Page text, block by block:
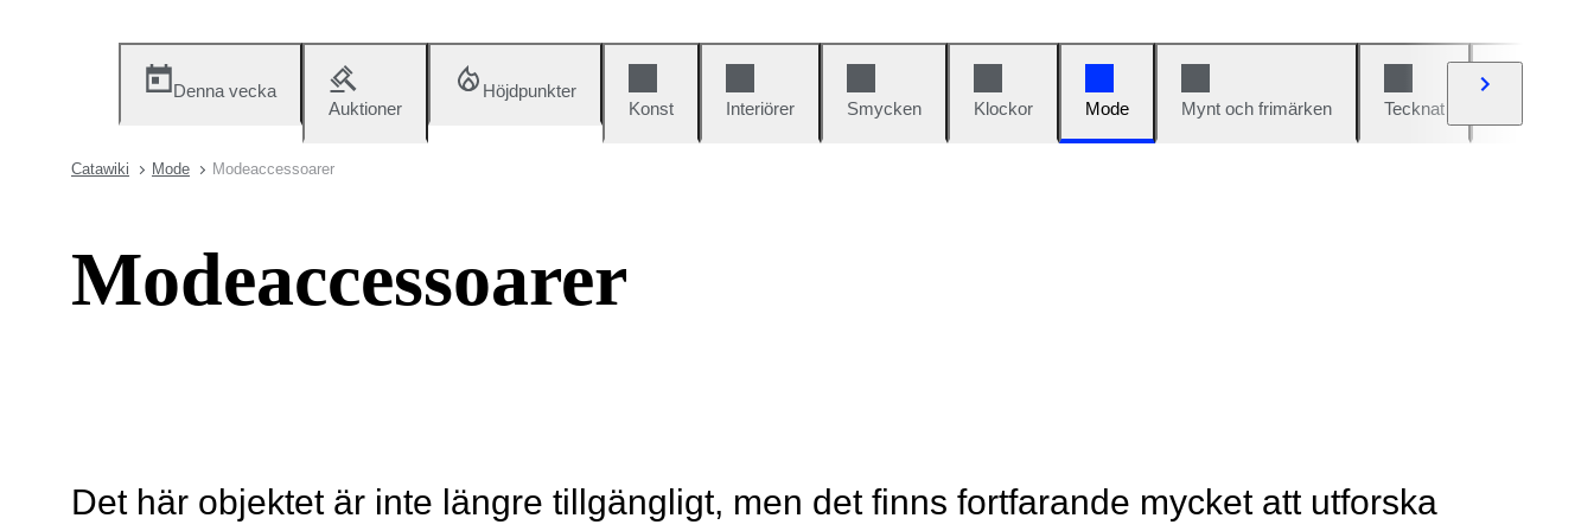
Denna vecka
Auktioner
Höjdpunkter
Konst
Interiörer Smycken Klockor Mode Mynt och frimärken Tecknat
Catawiki Mode Modeaccessoarer
Modeaccessoarer
Det här objektet är inte längre tillgängligt, men det finns fortfarande mycket att utforska